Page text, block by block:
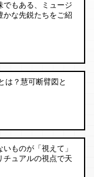
でもある、ミュージ
かな先鋭たちをご紹
は？慧可断臂図と
ものが「視えて」
チュアルの視点で天